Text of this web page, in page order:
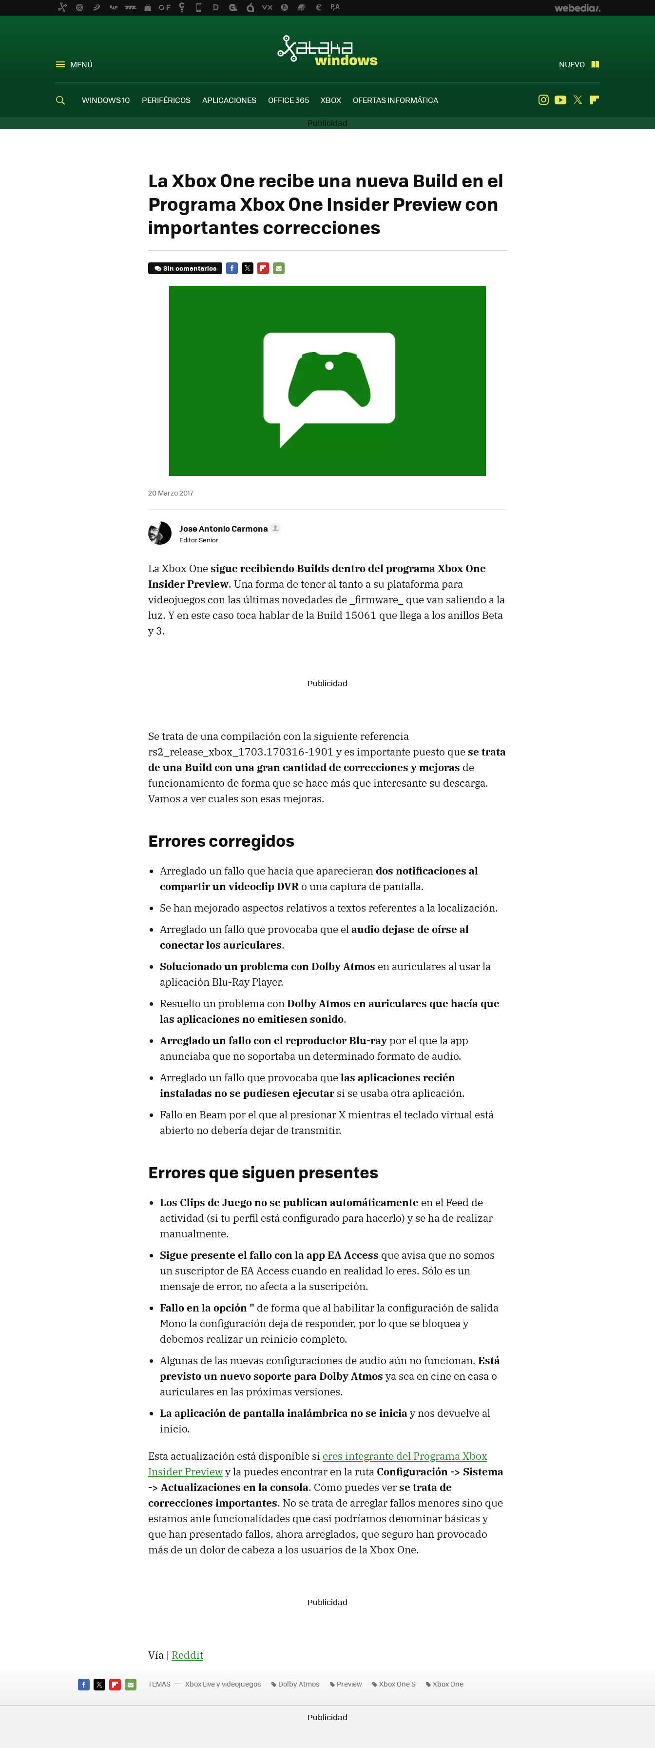
MENÚ NUEVO
WINDOWS 10 PERIFÉRICOS APLICACIONES OFFICE 365 XBOX OFERTAS INFORMÁTICA InstagramYoutube
Twitter
La Xbox One recibe una nueva Build en el
Programa Xbox One Insider Preview con
importantes correcciones
Sin comentarios
20 Marzo 2017
Jose Antonio Carmona
Editor Senior
La Xbox Onesigue recibiendo Builds dentro del programa Xbox One
Insider Preview. Una forma de tener al tanto a su plataforma para
videojuegos con las últimas novedades de _firmware_ que van saliendo a la
luz. Y en este caso toca hablar de la Build 15061 que llega a los anillos Beta
y 3.
Se trata de una compilación con la siguiente referencia
rs2_release_xbox_1703.170316-1901 y es importante puesto quese trata
de una Build con una gran cantidad de correcciones y mejoras de
funcionamiento de forma que se hace más que interesante su descarga.
Vamos a ver cuales son esas mejoras.
Errores corregidos
Arreglado un fallo que hacía que aparecierandos notificaciones al
compartir un videoclip DVRo una captura de pantalla.
Se han mejorado aspectos relativos a textos referentes a la localización.
Arreglado un fallo que provocaba que elaudio dejase de oírse al
conectar los auriculares.
Solucionado un problema con Dolby Atmos en auriculares al usar la
aplicación Blu-Ray Player.
Resuelto un problema conDolby Atmos en auriculares que hacía que
las aplicaciones no emitiesen sonido.
Arreglado un fallo con el reproductor Blu-raypor el que la app
anunciaba que no soportaba un determinado formato de audio.
Arreglado un fallo que provocaba quelas aplicaciones recién
instaladas no se pudiesen ejecutar si se usaba otra aplicación.
Fallo en Beam por el que al presionar X mientras el teclado virtual está
abierto no debería dejar de transmitir.
Errores que siguen presentes
Los Clips de Juego no se publican automáticamente en el Feed de
actividad (si tu perfil está configurado para hacerlo) y se ha de realizar
manualmente.
Sigue presente el fallo con la app EA Access que avisa que no somos
un suscriptor de EA Access cuando en realidad lo eres. Sólo es un
mensaje de error, no afecta a la suscripción.
Fallo en la opción " de forma que al habilitar la configuración de salida
Mono la configuración deja de responder, por lo que se bloquea y
debemos realizar un reinicio completo.
Algunas de las nuevas configuraciones de audio aún no funcionan. Está
previsto un nuevo soporte para Dolby Atmos ya sea en cine en casa o
auriculares en las próximas versiones.
La aplicación de pantalla inalámbrica no se inicia y nos devuelve al
inicio.
Esta actualización está disponible si eres integrante del Programa Xbox
Insider Previewy la puedes encontrar en la ruta Configuración -> Sistema
-> Actualizaciones en la consola. Como puedes verse trata de
correcciones importantes. No se trata de arreglar fallos menores sino que
estamos ante funcionalidades que casi podríamos denominar básicas y
que han presentado fallos, ahora arreglados, que seguro han provocado
más de un dolor de cabeza a los usuarios de la Xbox One.
Vía | Reddit
MAIL
TEMAS Xbox Live y videojuegos Dolby Atmos Preview Xbox One S Xbox One